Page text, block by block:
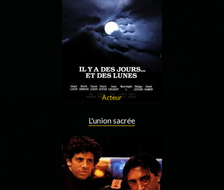
Acteur
L'union sacrée